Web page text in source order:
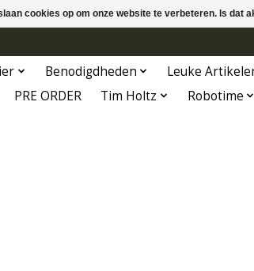
Benodigdheden Leuke
PRE ORDER Tim Holtz Robotime
cookies op om onze website te verbeteren. Is dat